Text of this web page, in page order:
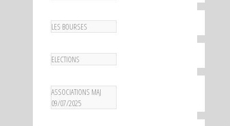
LES BOURSES
ELECTIONS
ASSOCIATIONS MAJ
09/07/2025